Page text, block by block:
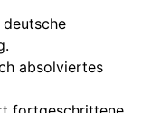
absolviertes